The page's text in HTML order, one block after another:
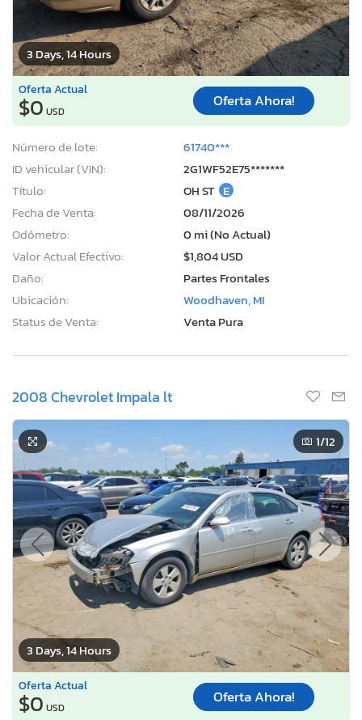
3 Days, 14 Hours
Oferta Actual
$0 USD
Oferta Ahora!
Número de lote:
61740***
ID vehicular (VIN):
2G1WF52E75*******
Título:
OH ST E
Fecha de Venta:
08/11/2026
Odómetro:
0 mi (No Actual)
Valor Actual Efectivo:
$1,804 USD
Daño:
Partes Frontales
Ubicación:
Woodhaven, MI
Status de Venta:
Venta Pura
2008 Chevrolet Impala lt
3 Days, 14 Hours
1/12
Oferta Actual
$0 USD
Oferta Ahora!